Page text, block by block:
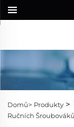
Domů> Produkty >
Ručních Šroubováků